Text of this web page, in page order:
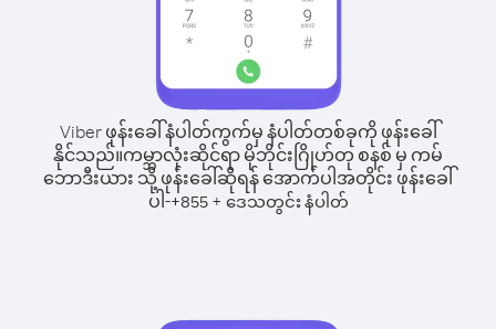
Viber ဖုန်းခေါ်နံပါတ်ကွက်မှ နံပါတ်တစ်ခုကို ဖုန်းခေါ်
နိုင်သည်။ကမ္ဘာလုံးဆိုင်ရာ မိုဘိုင်းဂြိုဟ်တု စနစ် မှ ကမ်
ဘောဒီးယား သို့ ဖုန်းခေါ်ဆိုရန် အောက်ပါအတိုင်း ဖုန်းခေါ်
ပါ-+855+ ဒေသတွင်း နံပါတ်